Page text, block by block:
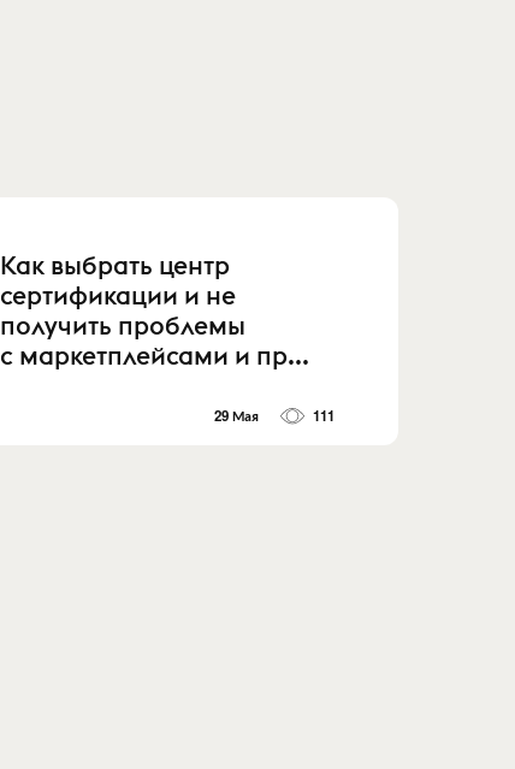
Как выбрать центр
сертификации и не
получить проблемы
с маркетплейсами и пр...
29 Мая 111